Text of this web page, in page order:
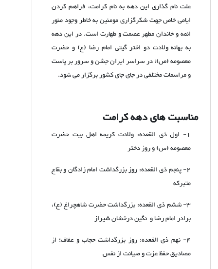
علت نام گذاری این دهه به نام کرامت، فراهم کردن
ایامی خاص جهت شکرگزاری مومنین به خاطر وجود منور
ائمه و خاندان مطهر عصمت و طهارت است. در این دهه
به بهانه ولادت دو اختر گیتی امام رضا (ع) و حضرت
معصومه (ص)؛ در سراسر ایران جشن و سرور بر پاست
و مراسمات مختلفی در جای جای کشور برگزار می شود.
مناسبت های دهه کرامت
1- اول ذی القعده: ولادت کریمه اهل بیت حضرت
معصومه (س) و روز دختر
2- پنجم ذی القعده: روز بزرگداشت امام زادگان و بقاع
متبرکه
3- ششم ذی القعده: بزرگداشت حضرت شاهچراغ (ع)،
برادر امام رضا و نگین درخشان شیراز
4- نهم ذی القعده: روز بزرگداشت حجاب و عفاف؛ از
مصادیق حفظ عزت و صیانت از نفس